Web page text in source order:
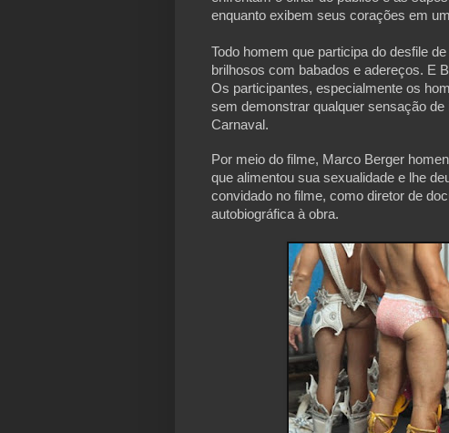
enquanto exibem seus corações em
Todo homem que participa do desfile
brilhosos com babados e adereços. E
Os participantes, especialmente os
sem demonstrar qualquer sensação
Carnaval.
Por meio do filme, Marco Berger
que alimentou sua sexualidade e lhe
convidado no filme, como diretor de
autobiográfica à obra.